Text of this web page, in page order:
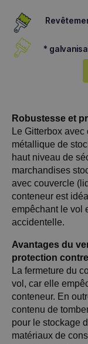
*
Robustesse et
Le Gitterbox
métallique de
haut niveau de
marchandises
avec couvercle
conteneur est
empêchant le vol
accidentelle.
Avantages du
protection
La fermeture du
vol, car elle
conteneur. En
contenu de
pour le stockage
matériaux de